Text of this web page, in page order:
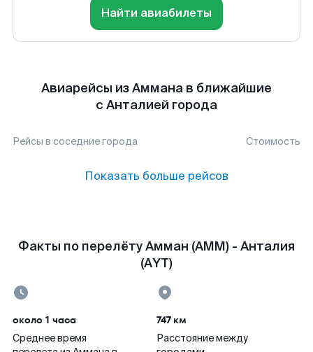
Найти авиабилеты
Авиарейсы из Аммана в ближайшие
с Анталией города
Рейсы в соседние города Стоимость
Показать больше рейсов
Факты по перелёту Амман (AMM) - Анталия
(AYT)
около 1 часа
Среднее время
747 км
Расстояние между